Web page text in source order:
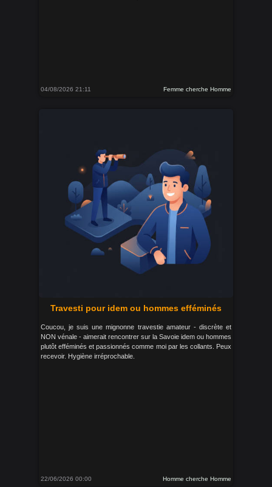
04/08/2026 21:11 Femme cherche Homme
Travesti pour idem ou hommes efféminés
Coucou, je suis une mignonne travestie amateur - discrète et
NON vénale - aimerait rencontrer sur la Savoie idem ou hommes
plutôt efféminés et passionnés comme moi par les collants. Peux
recevoir. Hygiène irréprochable.
22/06/2026 00:00 Homme cherche Homme